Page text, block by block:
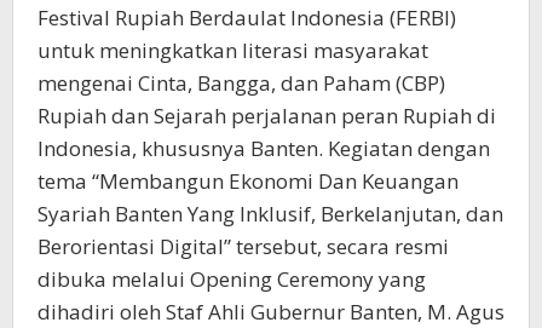
Festival Rupiah Berdaulat Indonesia (FERBI)
untuk meningkatkan literasi masyarakat
mengenai Cinta, Bangga, dan Paham (CBP)
Rupiah dan Sejarah perjalanan peran Rupiah di
Indonesia, khususnya Banten. Kegiatan dengan
tema “Membangun Ekonomi Dan Keuangan
Syariah Banten Yang Inklusif, Berkelanjutan, dan
Berorientasi Digital” tersebut, secara resmi
dibuka melalui Opening Ceremony yang
dihadiri oleh Staf Ahli Gubernur Banten, M. Agus